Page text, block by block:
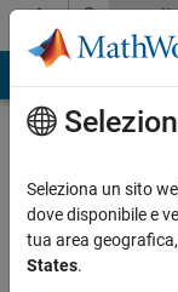
Vai al contenuto
Profile
amd
Seleziona un sito
dove disponibile e
tua area
States.